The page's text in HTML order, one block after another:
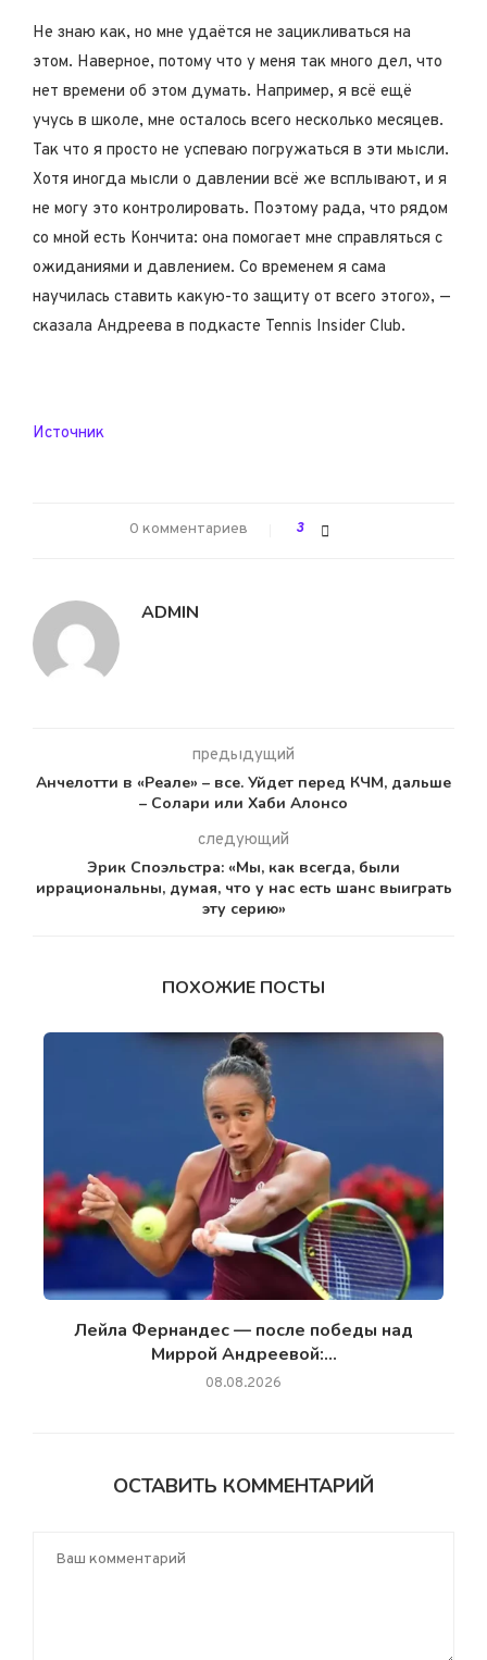
Не знаю как, но мне удаётся не зацикливаться на
этом. Наверное, потому что у меня так много дел, что
нет времени об этом думать. Например, я всё ещё
учусь в школе, мне осталось всего несколько месяцев.
Так что я просто не успеваю погружаться в эти мысли.
Хотя иногда мысли о давлении всё же всплывают, и я
не могу это контролировать. Поэтому рада, что рядом
со мной есть Кончита: она помогает мне справляться с
ожиданиями и давлением. Со временем я сама
научилась ставить какую-то защиту от всего этого», —
сказала Андреева в подкасте Tennis Insider Club.
Источник
0 комментариев 3
ADMIN
предыдущий
Анчелотти в «Реале» – все. Уйдет перед КЧМ, дальше
– Солари или Хаби Алонсо
следующий
Эрик Споэльстра: «Мы, как всегда, были
иррациональны, думая, что у нас есть шанс выиграть
эту серию»
ПОХОЖИЕ ПОСТЫ
Лейла Фернандес — после победы над
Миррой Андреевой:...
08.08.2026
ОСТАВИТЬ КОММЕНТАРИЙ